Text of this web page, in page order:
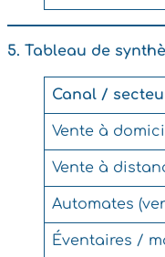
5. Tableau de
Canal /
Vente à
Vente à
Automates
Éventaires /